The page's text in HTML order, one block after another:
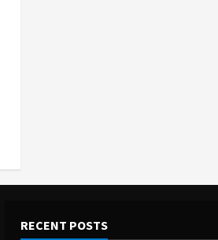
RECENT POSTS